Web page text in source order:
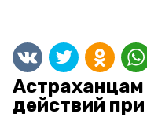
действий